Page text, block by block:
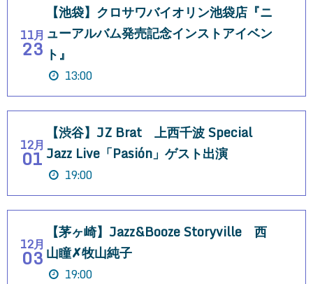
11月
23
【池袋】クロサワバイオリン池袋店『ニ
ューアルバム発売記念インストアイベン
ト』
13:00
12月
01
【渋谷】JZ Brat 上西千波 Special
Jazz Live「Pasión」ゲスト出演
19:00
12月
03
【茅ヶ崎】Jazz&Booze Storyville 西
山瞳✗牧山純子
19:00